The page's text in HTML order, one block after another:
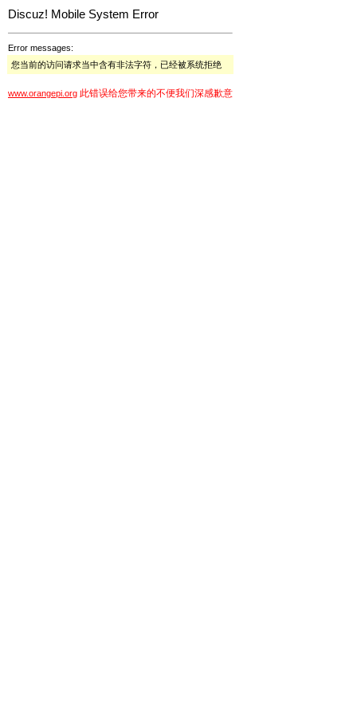
Discuz! Mobile System Error
Error messages:
您当前的访问请求当中含有非法字符，已经被系统拒绝
www.orangepi.org 此错误给您带来的不便我们深感歉意